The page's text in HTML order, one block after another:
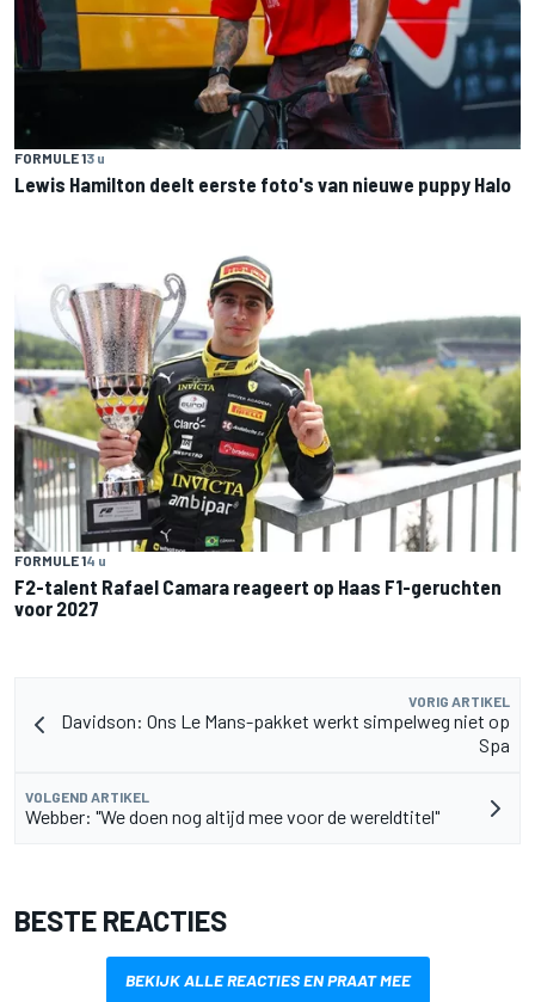
FORMULE 13 u
Lewis Hamilton deelt eerste foto's van nieuwe puppy Halo
FORMULE 14 u
F2-talent Rafael Camara reageert op Haas F1-geruchten
voor 2027
VORIG ARTIKEL
Davidson: Ons Le Mans-pakket werkt simpelweg niet op
Spa
VOLGEND ARTIKEL
Webber: "We doen nog altijd mee voor de wereldtitel"
BESTE REACTIES
BEKIJK ALLE REACTIES EN PRAAT MEE